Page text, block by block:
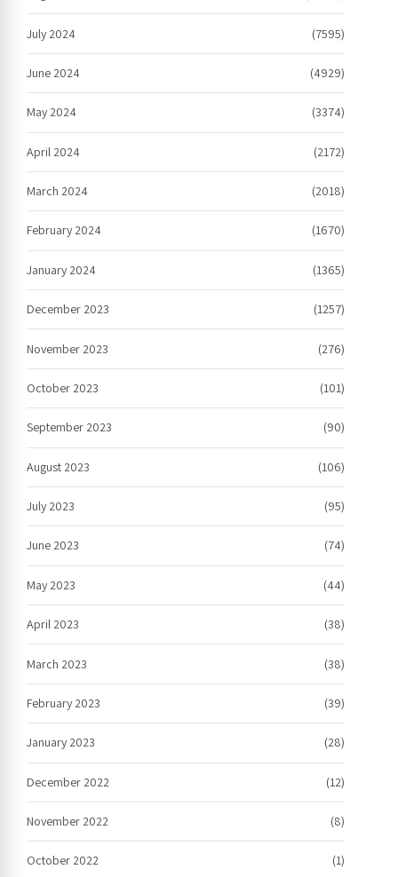
July 2024 (7595)
June 2024 (4929)
May 2024 (3374)
April 2024 (2172)
March 2024 (2018)
February 2024 (1670)
January 2024 (1365)
December 2023 (1257)
November 2023 (276)
October 2023 (101)
September 2023 (90)
August 2023 (106)
July 2023 (95)
June 2023 (74)
May 2023 (44)
April 2023 (38)
March 2023 (38)
February 2023 (39)
January 2023 (28)
December 2022 (12)
November 2022 (8)
October 2022 (1)